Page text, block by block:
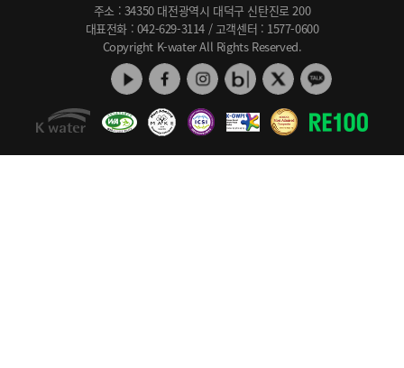
주소 : 34350 대전광역시 대덕구 신탄진로 200
대표전화 : 042-629-3114 / 고객센터 : 1577-0600
Copyright K-water All Rights Reserved.